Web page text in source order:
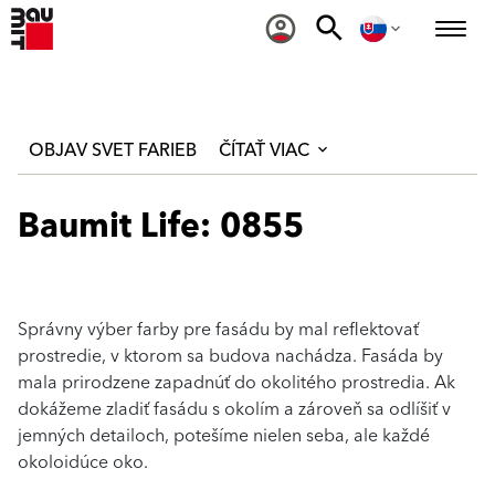
OBJAV SVET FARIEB ČÍTAŤ VIAC
Baumit Life: 0855
Správny výber farby pre fasádu by mal reflektovať
prostredie, v ktorom sa budova nachádza. Fasáda by
mala prirodzene zapadnúť do okolitého prostredia. Ak
dokážeme zladiť fasádu s okolím a zároveň sa odlíšiť v
jemných detailoch, potešíme nielen seba, ale každé
okoloidúce oko.